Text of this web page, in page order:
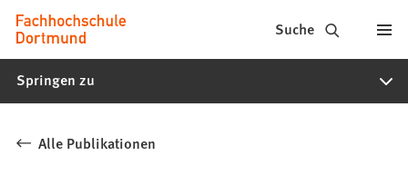
Inhalt anspringen
Fachhochschule
Dortmund
-
Studiengänge,
Suche
Springen zu
Alle Publikationen